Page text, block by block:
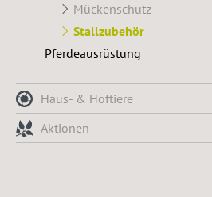
Mückenschutz
Stallzubehör
Pferdeausrüstung
Haus- & Hoftiere
Aktionen